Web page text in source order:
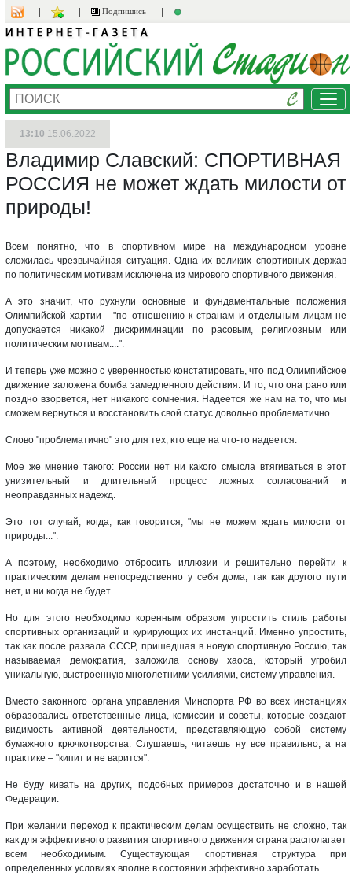
Подпишись
13:10 15.06.2022
Владимир Славский: СПОРТИВНАЯ
РОССИЯ не может ждать милости от
природы!
Всем понятно, что в спортивном мире на международном уровне
сложилась чрезвычайная ситуация. Одна их великих спортивных держав
по политическим мотивам исключена из мирового спортивного движения.
А это значит, что рухнули основные и фундаментальные положения
Олимпийской хартии - "по отношению к странам и отдельным лицам не
допускается никакой дискриминации по расовым, религиозным или
политическим мотивам....".
И теперь уже можно с уверенностью констатировать, что под Олимпийское
движение заложена бомба замедленного действия. И то, что она рано или
поздно взорвется, нет никакого сомнения. Надеется же нам на то, что мы
сможем вернуться и восстановить свой статус довольно проблематично.
Слово "проблематично" это для тех, кто еще на что-то надеется.
Мое же мнение такого: России нет ни какого смысла втягиваться в этот
унизительный и длительный процесс ложных согласований и
неоправданных надежд.
Это тот случай, когда, как говорится, "мы не можем ждать милости от
природы...".
А поэтому, необходимо отбросить иллюзии и решительно перейти к
практическим делам непосредственно у себя дома, так как другого пути
нет, и ни когда не будет.
Но для этого необходимо коренным образом упростить стиль работы
спортивных организаций и курирующих их инстанций. Именно упростить,
так как после развала СССР, пришедшая в новую спортивную Россию, так
называемая демократия, заложила основу хаоса, который угробил
уникальную, выстроенную многолетними усилиями, систему управления.
Вместо законного органа управления Минспорта РФ во всех инстанциях
образовались ответственные лица, комиссии и советы, которые создают
видимость активной деятельности, представляющую собой систему
бумажного крючкотворства. Слушаешь, читаешь ну все правильно, а на
практике – "кипит и не варится".
Не буду кивать на других, подобных примеров достаточно и в нашей
Федерации.
При желании переход к практическим делам осуществить не сложно, так
как для эффективного развития спортивного движения страна располагает
всем необходимым. Существующая спортивная структура при
определенных условиях вполне в состоянии эффективно заработать.